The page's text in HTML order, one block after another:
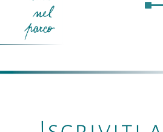
ISCRIVITI ALLA
NEWSLETTER